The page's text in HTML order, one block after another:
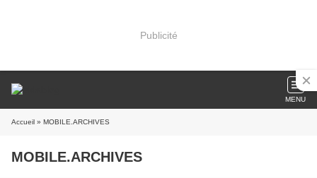
Publicité
MENU
Accueil » MOBILE.ARCHIVES
MOBILE.ARCHIVES